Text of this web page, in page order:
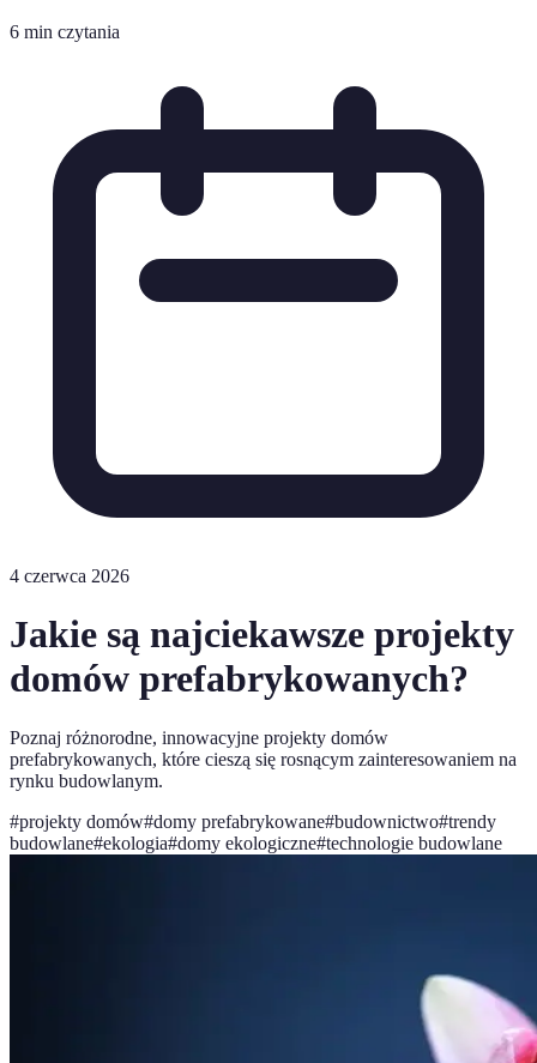
6 min czytania
4 czerwca 2026
Jakie są najciekawsze projekty
domów prefabrykowanych?
Poznaj różnorodne, innowacyjne projekty domów
prefabrykowanych, które cieszą się rosnącym zainteresowaniem na
rynku budowlanym.
#projekty domów#domy prefabrykowane#budownictwo#trendy
budowlane#ekologia#domy ekologiczne#technologie budowlane